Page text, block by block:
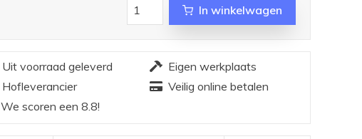
In winkelwagen
Uit voorraad geleverd
Eigen werkplaats
Hofleverancier
Veilig online betalen
We scoren een 8.8!